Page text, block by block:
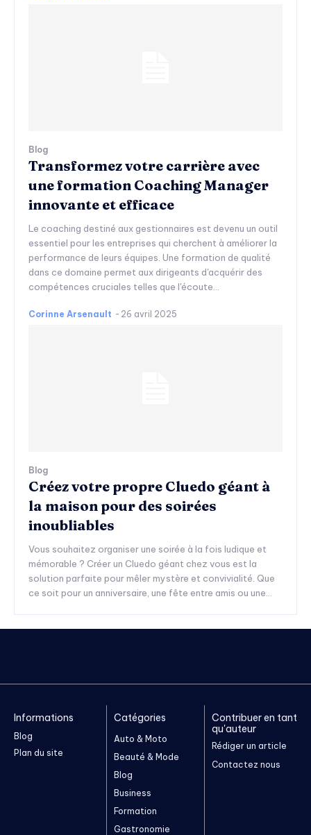
Blog
Transformez votre carrière avec
une formation Coaching Manager
innovante et efficace
Le coaching destiné aux gestionnaires est devenu un outil
essentiel pour les entreprises qui cherchent à améliorer la
performance de leurs équipes. Une formation de qualité
dans ce domaine permet aux dirigeants d'acquérir des
compétences cruciales telles que l'écoute...
Corinne Arsenault - 26 avril 2025
Blog
Créez votre propre Cluedo géant à
la maison pour des soirées
inoubliables
Vous souhaitez organiser une soirée à la fois ludique et
mémorable ? Créer un Cluedo géant chez vous est la
solution parfaite pour mêler mystère et convivialité. Que
ce soit pour un anniversaire, une fête entre amis ou une...
Informations
Blog
Plan du site
Catégories
Auto & Moto
Beauté & Mode
Blog
Business
Formation
Gastronomie
Contribuer en tant
qu'auteur
Rédiger un article
Contactez nous